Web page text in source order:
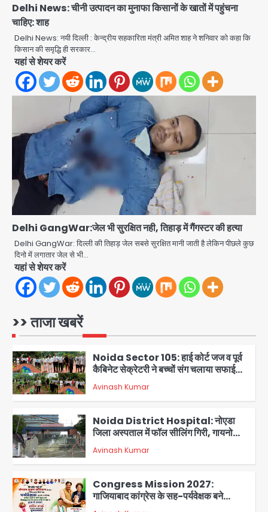
Delhi News: चीनी उत्पादन का मुनाफा किसानों के खातों में पहुंचना
चाहिए: शाह
Delhi News: नयी दिल्ली : केन्द्रीय सहकारिता मंत्री अमित शाह ने शनिवार को कहा कि
किसान की समृद्धि ही सरकार…
यहां से शेयर करें
Delhi GangWar:जेल भी सुरक्षित नही, तिहाड़ में गैंगस्टर की हत्या
Delhi GangWar: दिल्ली की तिहाड़ जेल सबसे सुरक्षित मानी जाती है लेकिन पीछले कुछ
दिनो में लगातार जेल से भी…
यहां से शेयर करें
>> ताजा खबरें
2
Noida Sector 105: हाई कोर्ट जज व पूर्व
कैबिनेट सेक्रेटरी ने बच्चों संग चलाया सफाई
Avinash Kumar
3
Noida District Hospital: नोएडा
जिला अस्पताल में फॉल सीलिंग गिरी, गायनो
OT गैलरी में बड़ा हादसा टला; मरीजों की सुरक्षा
पर उठे सवाल
Avinash Kumar
4
Congress Mission 2027:
गाजियाबाद कांग्रेस के सह-पर्यवेक्षक बने
सतेन्द्र शर्मा, गौतमबुद्धनगर नेताओं ने जताया
Avinash Kumar
5
Noida Bal Bharati School
Notice: सेक्टर-21 के बाल भारती स्कूल में
भेजा नोटिस
1
Assam Floods: सलमान खान का
2
Noida Sector 105: हाई कोर्ट जज व पूर्व
कैबिनेट सेक्रेटरी ने बच्चों संग चलाया सफाई
अभियान, 160 किलो कूड़ा हटाया
Avinash Kumar
3
Noida District Hospital: नोएडा
जिला अस्पताल में फॉल सीलिंग गिरी, गायनो
OT गैलरी में बड़ा हादसा टला; मरीजों की सुरक्षा
पर उठे सवाल
Avinash Kumar
Congress Mission 2027:
गाजियाबाद कांग्रेस के सह-पर्यवेक्षक बने
सतेन्द्र शर्मा, गौतमबुद्धनगर नेताओं ने जताया